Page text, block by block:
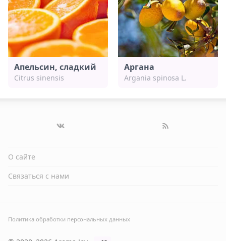
Апельсин, сладкий
Citrus sinensis
Аргана
Argania spinosa L.
О сайте
Связаться с нами
Политика обработки персональных данных